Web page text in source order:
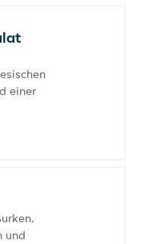
einer
und